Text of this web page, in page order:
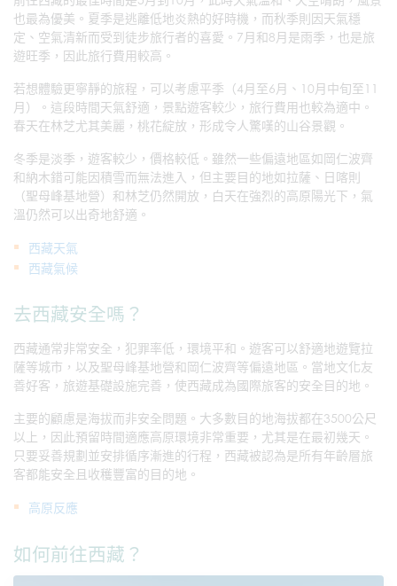
也最為優美。夏季是逃離低地炎熱的好時機，而秋季則因天氣穩
定、空氣清新而受到徒步旅行者的喜愛。7月和8月是雨季，也是旅
遊旺季，因此旅行費用較高。
若想體驗更寧靜的旅程，可以考慮平季（4月至6月、10月中旬至11
月）。這段時間天氣舒適，景點遊客較少，旅行費用也較為適中。
春天在林芝尤其美麗，桃花綻放，形成令人驚嘆的山谷景觀。
冬季是淡季，遊客較少，價格較低。雖然一些偏遠地區如岡仁波齊
和納木錯可能因積雪而無法進入，但主要目的地如拉薩、日喀則
（聖母峰基地營）和林芝仍然開放，白天在強烈的高原陽光下，氣
溫仍然可以出奇地舒適。
西藏天氣
西藏氣候
去西藏安全嗎？
西藏通常非常安全，犯罪率低，環境平和。遊客可以舒適地遊覽拉
薩等城市，以及聖母峰基地營和岡仁波齊等偏遠地區。當地文化友
善好客，旅遊基礎設施完善，使西藏成為國際旅客的安全目的地。
主要的顧慮是海拔而非安全問題。大多數目的地海拔都在3500公尺
以上，因此預留時間適應高原環境非常重要，尤其是在最初幾天。
只要妥善規劃並安排循序漸進的行程，西藏被認為是所有年齡層旅
客都能安全且收穫豐富的目的地。
高原反應
如何前往西藏？